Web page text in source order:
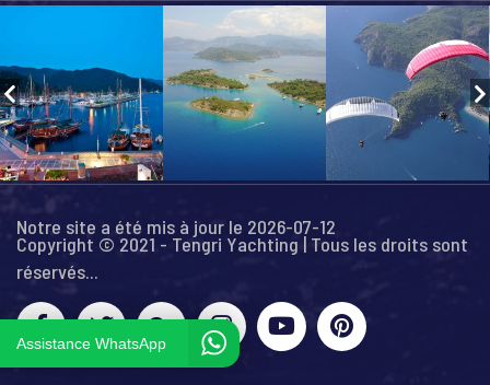
Notre site a été mis à jour le 2026-07-12
Copyright © 2021 - Tengri Yachting | Tous les droits sont
réservés...
Assistance WhatsApp